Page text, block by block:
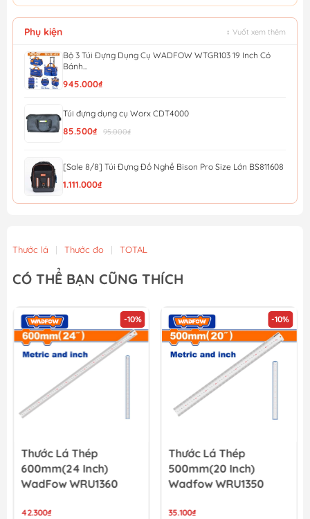
Phụ kiện ↕ Vuốt xem thêm
Bộ 3 Túi Đựng Dụng Cụ WADFOW WTGR103 19 Inch Có
Bánh...
945.000₫
Túi đựng dụng cụ Worx CDT4000
85.500₫ 95.000₫
[Sale 8/8] Túi Đựng Đồ Nghề Bison Pro Size Lớn BS811608
1.111.000₫
Túi đựng dụng cụ đeo thắt lưng 7 ngăn Total THT16P40125
51.300₫
Túi vải đựng máy Worx 50028624
126.000₫ 140.000₫
Thước lá | Thước đo | TOTAL
CÓ THỂ BẠN CŨNG THÍCH
-10%
Thước Lá Thép
600mm(24 Inch)
WadFow WRU1360
42.300₫
-10%
Thước Lá Thép
500mm(20 Inch)
Wadfow WRU1350
35.100₫